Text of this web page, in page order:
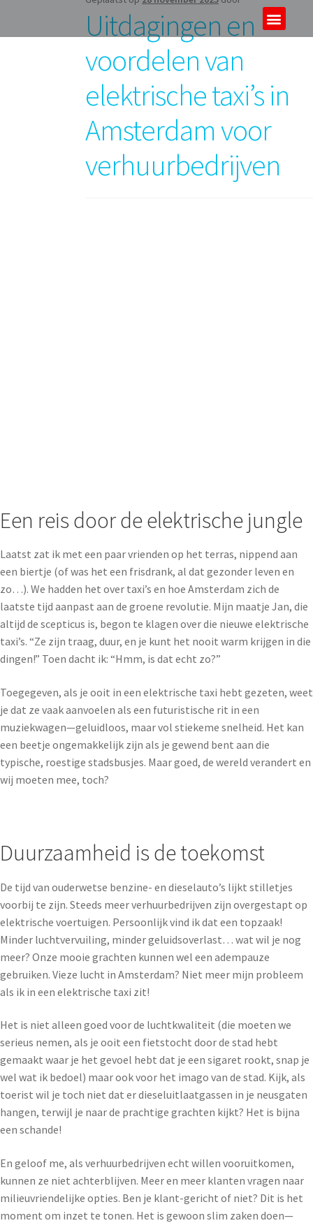
Uitdagingen en
voordelen van
elektrische taxi’s in
Amsterdam voor
verhuurbedrijven
Een reis door de elektrische jungle
Laatst zat ik met een paar vrienden op het terras, nippend aan
een biertje (of was het een frisdrank, al dat gezonder leven en
zo…). We hadden het over taxi’s en hoe Amsterdam zich de
laatste tijd aanpast aan de groene revolutie. Mijn maatje Jan, die
altijd de scepticus is, begon te klagen over die nieuwe elektrische
taxi’s. “Ze zijn traag, duur, en je kunt het nooit warm krijgen in die
dingen!” Toen dacht ik: “Hmm, is dat echt zo?”
Toegegeven, als je ooit in een elektrische taxi hebt gezeten, weet
je dat ze vaak aanvoelen als een futuristische rit in een
muziekwagen—geluidloos, maar vol stiekeme snelheid. Het kan
een beetje ongemakkelijk zijn als je gewend bent aan die
typische, roestige stadsbusjes. Maar goed, de wereld verandert en
wij moeten mee, toch?
Duurzaamheid is de toekomst
De tijd van ouderwetse benzine- en dieselauto’s lijkt stilletjes
voorbij te zijn. Steeds meer verhuurbedrijven zijn overgestapt op
elektrische voertuigen. Persoonlijk vind ik dat een topzaak!
Minder luchtvervuiling, minder geluidsoverlast… wat wil je nog
meer? Onze mooie grachten kunnen wel een adempauze
gebruiken. Vieze lucht in Amsterdam? Niet meer mijn probleem
als ik in een elektrische taxi zit!
Het is niet alleen goed voor de luchtkwaliteit (die moeten we
serieus nemen, als je ooit een fietstocht door de stad hebt
gemaakt waar je het gevoel hebt dat je een sigaret rookt, snap je
wel wat ik bedoel) maar ook voor het imago van de stad. Kijk, als
toerist wil je toch niet dat er dieseluitlaatgassen in je neusgaten
hangen, terwijl je naar de prachtige grachten kijkt? Het is bijna
een schande!
En geloof me, als verhuurbedrijven echt willen vooruitkomen,
kunnen ze niet achterblijven. Meer en meer klanten vragen naar
milieuvriendelijke opties. Ben je klant-gericht of niet? Dit is het
moment om inzet te tonen. Het is gewoon slim zaken doen—